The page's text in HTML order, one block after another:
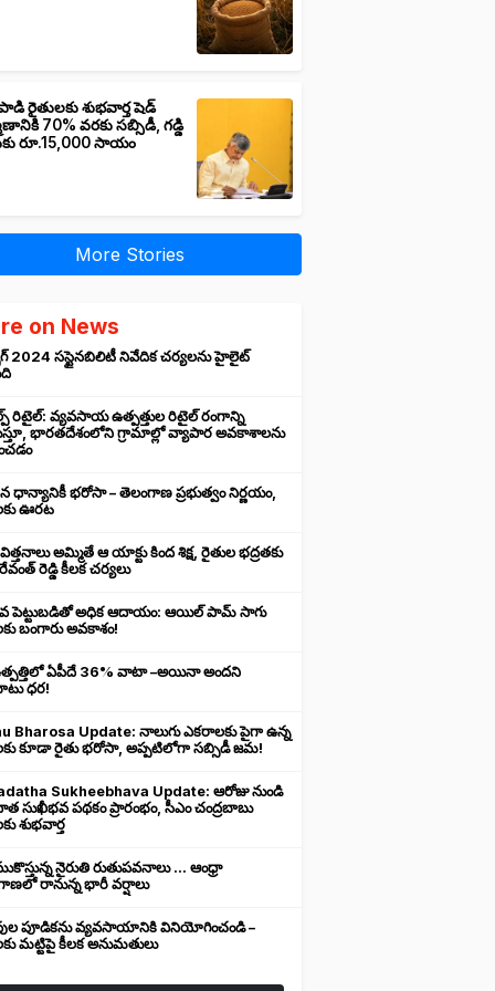
రైతులకు శుభవార్త షెడ్
70% వరకు సబ్సిడీ, గడ్డి
రూ.15,000 సాయం
More Stories
on News
2024 సస్టైనబిలిటీ నివేదిక చర్యలను హైలైట్
రిటైల్: వ్యవసాయ ఉత్పత్తుల రిటైల్ రంగాన్ని
భారతదేశంలోని గ్రామాల్లో వ్యాపార అవకాశాలను
ధాన్యానికీ భరోసా – తెలంగాణ ప్రభుత్వం నిర్ణయం,
ఊరట
అమ్మితే ఆ యాక్టు కింద శిక్ష, రైతుల భద్రతకు
రెడ్డి కీలక చర్యలు
పెట్టుబడితో అధిక ఆదాయం: ఆయిల్ పామ్ సాగు
బంగారు అవకాశం!
ఏపీదే 36% వాటా –అయినా అందని
ధర!
Bharosa Update: నాలుగు ఎకరాలకు పైగా ఉన్న
కూడా రైతు భరోసా, అప్పటిలోగా సబ్సిడీ జమ!
Sukheebhava Update: ఆరోజు నుండి
సుఖీభవ పథకం ప్రారంభం, సీఎం చంద్రబాబు
శుభవార్త
నైరుతి రుతుపవనాలు ... ఆంధ్రా
రానున్న భారీ వర్షాలు
పూడికను వ్యవసాయానికి వినియోగించండి –
మట్టిపై కీలక అనుమతులు